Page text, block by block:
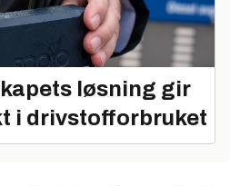
løsning gir
i drivstofforbruket